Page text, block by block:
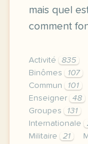
mais quel
comment
Activité 835
Binômes
107
Commun
101
Enseigner
48
Groupes
131
Internationale
Militaire
21